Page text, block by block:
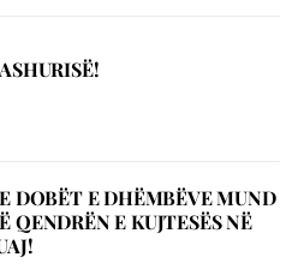
DOBËT E DHËMBËVE MUND
QENDRËN E KUJTESËS NË